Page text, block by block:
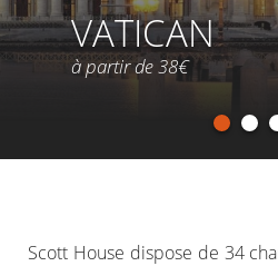
VATICAN
à partir de 38€
Scott House dispose de 34